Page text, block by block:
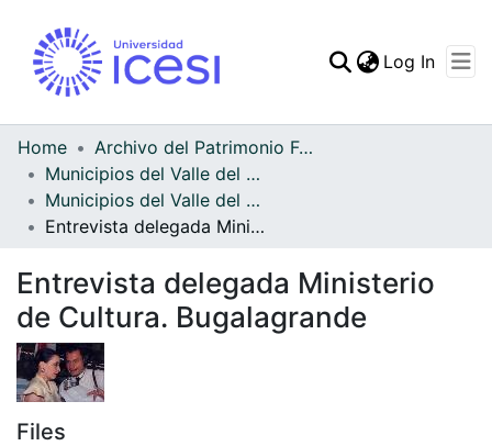
Log In
Home
Archivo del Patrimonio Fotográfico y Fílmico del Valle del Cauca
Municipios del Valle del Cauca
Municipios del Valle del Cauca
Entrevista delegada Ministerio de Cultura. Bugalagrande
Entrevista delegada Ministerio
de Cultura. Bugalagrande
Files